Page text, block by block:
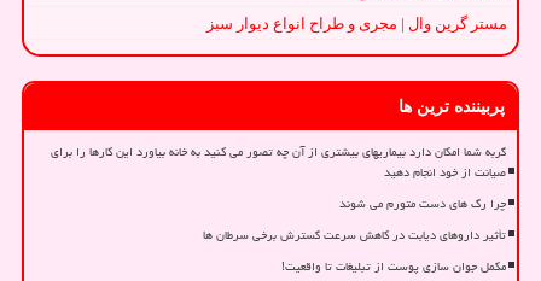
مستر گرین وال | مجری و طراح انواع دیوار سبز
پربیننده ترین ها
گربه شما امکان دارد بیماریهای بیشتری از آن چه تصور می کنید به خانه بیاورد این کارها را برای
صیانت از خود انجام دهید
چرا رگ های دست متورم می شوند
تأثیر داروهای دیابت در کاهش سرعت گسترش برخی سرطان ها
مکمل جوان سازی پوست از تبلیغات تا واقعیت!